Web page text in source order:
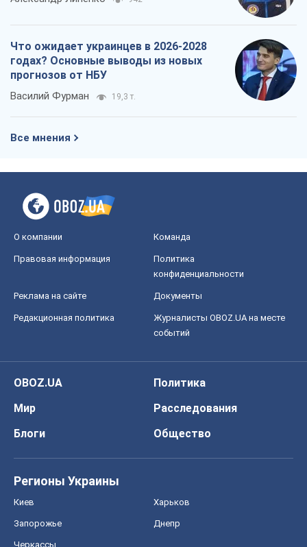
Что ожидает украинцев в 2026-2028
годах? Основные выводы из новых
прогнозов от НБУ
Василий Фурман 19,3 т.
Все мнения
О компании Команда
Правовая информация
Политика
конфиденциальности
Реклама на сайте Документы
Редакционная политика
Журналисты OBOZ.UA на месте
событий
OBOZ.UA
Политика
Мир
Расследования
Блоги
Общество
Регионы Украины
Киев Харьков
Запорожье Днепр
Черкассы